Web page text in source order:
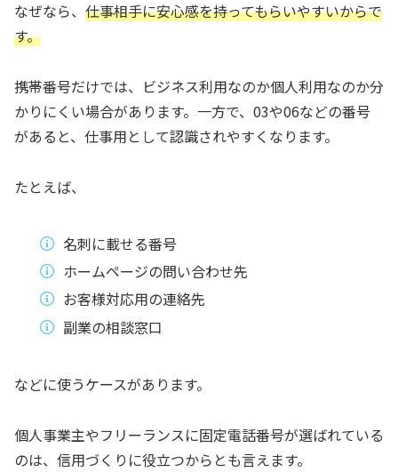
なぜなら、 仕事相手に安心感を持ってもらいやすいからで
す。
携帯番号だけでは、ビジネス利用なのか個人利用なのか分
かりにくい場合があります。一方で、03や06などの番号
があると、仕事用として認識されやすくなります。
たとえば、
名刺に載せる番号
ホームページの問い合わせ先
お客様対応用の連絡先
副業の相談窓口
などに使うケースがあります。
個人事業主やフリーランスに固定電話番号が選ばれている
のは、信用づくりに役立つからとも言えます。